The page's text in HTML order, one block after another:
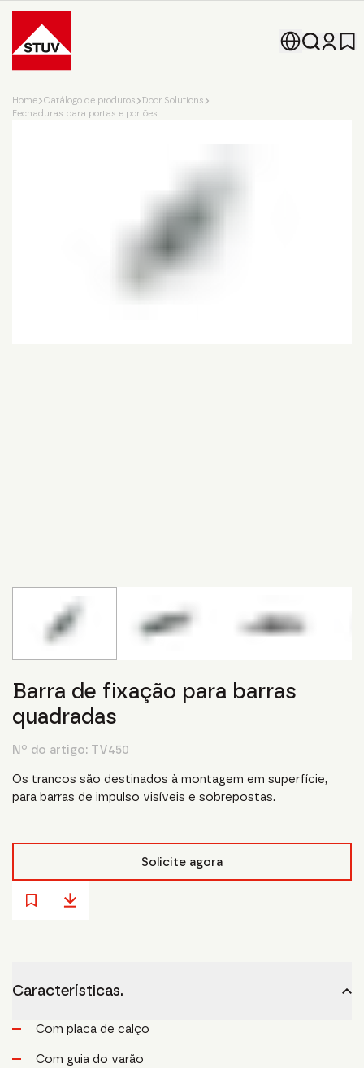
Go To the Homepage
Home Catálogo de produtos
Door Solutions
Fechaduras para portas e portões
Barra de fixação para barras
quadradas
Nº do artigo: TV450
Os trancos são destinados à montagem em superfície,
para barras de impulso visíveis e sobrepostas.
Solicite agora
Características.
Com placa de calço
Com guia do varão